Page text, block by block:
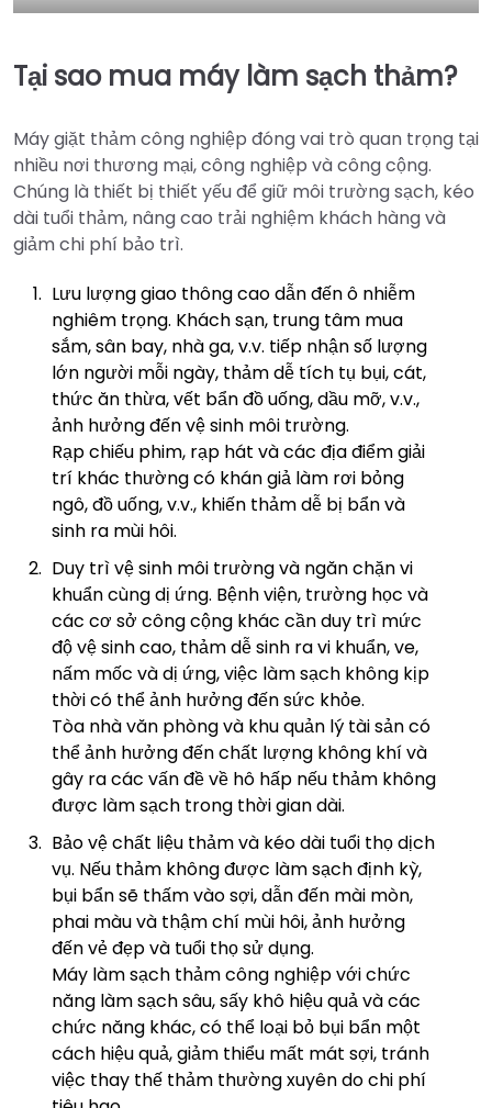
Tại sao mua máy làm sạch thảm?
Máy giặt thảm công nghiệp đóng vai trò quan trọng tại
nhiều nơi thương mại, công nghiệp và công cộng.
Chúng là thiết bị thiết yếu để giữ môi trường sạch, kéo
dài tuổi thảm, nâng cao trải nghiệm khách hàng và
giảm chi phí bảo trì.
Lưu lượng giao thông cao dẫn đến ô nhiễm
nghiêm trọng. Khách sạn, trung tâm mua
sắm, sân bay, nhà ga, v.v. tiếp nhận số lượng
lớn người mỗi ngày, thảm dễ tích tụ bụi, cát,
thức ăn thừa, vết bẩn đồ uống, dầu mỡ, v.v.,
ảnh hưởng đến vệ sinh môi trường.
Rạp chiếu phim, rạp hát và các địa điểm giải
trí khác thường có khán giả làm rơi bỏng
ngô, đồ uống, v.v., khiến thảm dễ bị bẩn và
sinh ra mùi hôi.
Duy trì vệ sinh môi trường và ngăn chặn vi
khuẩn cùng dị ứng. Bệnh viện, trường học và
các cơ sở công cộng khác cần duy trì mức
độ vệ sinh cao, thảm dễ sinh ra vi khuẩn, ve,
nấm mốc và dị ứng, việc làm sạch không kịp
thời có thể ảnh hưởng đến sức khỏe.
Tòa nhà văn phòng và khu quản lý tài sản có
thể ảnh hưởng đến chất lượng không khí và
gây ra các vấn đề về hô hấp nếu thảm không
được làm sạch trong thời gian dài.
Bảo vệ chất liệu thảm và kéo dài tuổi thọ dịch
vụ. Nếu thảm không được làm sạch định kỳ,
bụi bẩn sẽ thấm vào sợi, dẫn đến mài mòn,
phai màu và thậm chí mùi hôi, ảnh hưởng
đến vẻ đẹp và tuổi thọ sử dụng.
Máy làm sạch thảm công nghiệp với chức
năng làm sạch sâu, sấy khô hiệu quả và các
chức năng khác, có thể loại bỏ bụi bẩn một
cách hiệu quả, giảm thiểu mất mát sợi, tránh
việc thay thế thảm thường xuyên do chi phí